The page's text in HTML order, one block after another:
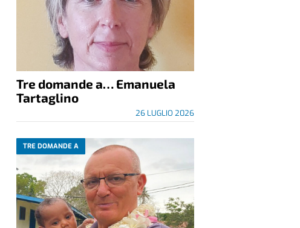
Tre domande a… Emanuela
Tartaglino
26 LUGLIO 2026
TRE DOMANDE A